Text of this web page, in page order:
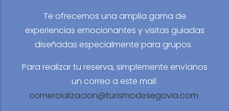
Te ofrecemos una amplia gama de
experiencias emocionantes y visitas guiadas
diseñadas especialmente para grupos.
Para realizar tu reserva, simplemente envíanos
un correo a este mail:
comercializacion@turismodesegovia.com